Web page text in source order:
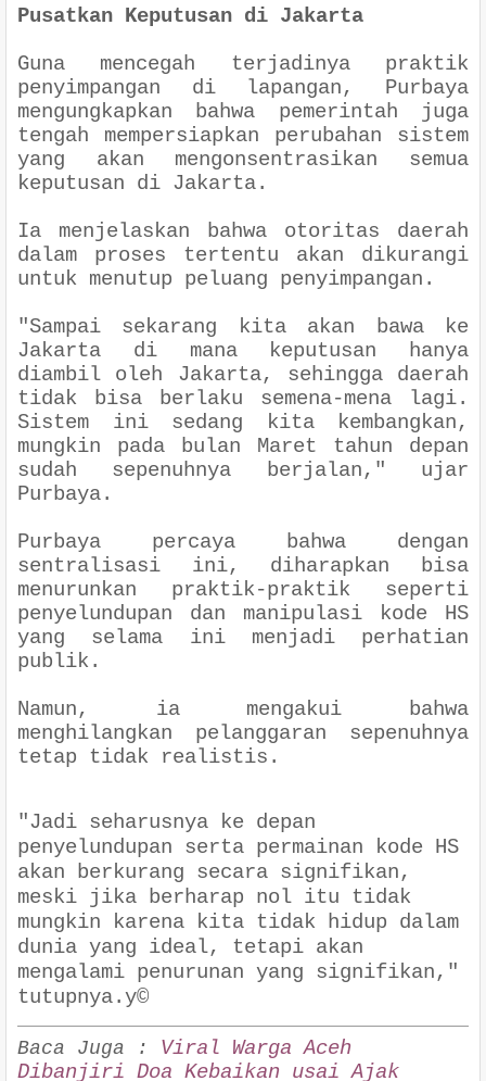
Pusatkan Keputusan di Jakarta
Guna mencegah terjadinya praktik
penyimpangan di lapangan, Purbaya
mengungkapkan bahwa pemerintah juga
tengah mempersiapkan perubahan sistem
yang akan mengonsentrasikan semua
keputusan di Jakarta.
Ia menjelaskan bahwa otoritas daerah
dalam proses tertentu akan dikurangi
untuk menutup peluang penyimpangan.
"Sampai sekarang kita akan bawa ke
Jakarta di mana keputusan hanya
diambil oleh Jakarta, sehingga daerah
tidak bisa berlaku semena-mena lagi.
Sistem ini sedang kita kembangkan,
mungkin pada bulan Maret tahun depan
sudah sepenuhnya berjalan," ujar
Purbaya.
Purbaya percaya bahwa dengan
sentralisasi ini, diharapkan bisa
menurunkan praktik-praktik seperti
penyelundupan dan manipulasi kode HS
yang selama ini menjadi perhatian
publik.
Namun, ia mengakui bahwa
menghilangkan pelanggaran sepenuhnya
tetap tidak realistis.
"Jadi seharusnya ke depan
penyelundupan serta permainan kode HS
akan berkurang secara signifikan,
meski jika berharap nol itu tidak
mungkin karena kita tidak hidup dalam
dunia yang ideal, tetapi akan
mengalami penurunan yang signifikan,"
tutupnya.y©
Baca Juga : Viral Warga Aceh
Dibanjiri Doa Kebaikan usai Ajak